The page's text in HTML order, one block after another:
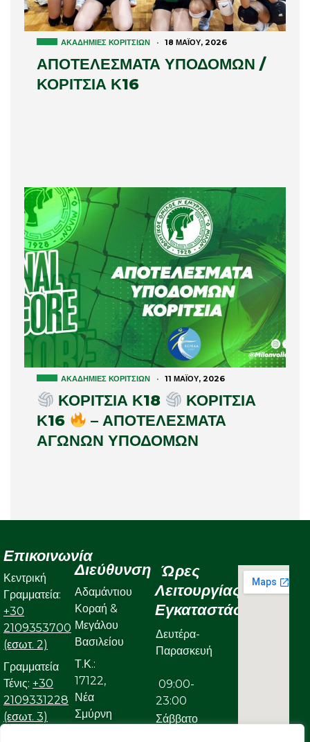
ΑΚΑΔΗΜΊΕΣ ΚΟΡΙΤΣΙΏΝ · 18 ΜΑΪ́ΟΥ, 2026
ΑΠΟΤΕΛΕΣΜΑΤΑ ΥΠΟΔΟΜΩΝ /
ΚΟΡΙΤΣΙΑ Κ16
ΑΚΑΔΗΜΊΕΣ ΚΟΡΙΤΣΙΏΝ · 11 ΜΑΪ́ΟΥ, 2026
ΚΟΡΙΤΣΙΑ Κ18
ΚΟΡΙΤΣΙΑ
Κ16
– ΑΠΟΤΕΛΕΣΜΑΤΑ
ΑΓΩΝΩΝ ΥΠΟΔΟΜΩΝ
Επικοινωνία
Κεντρική
Γραμματεία:
+30
2109353700
(εσωτ. 2)
Γραμματεία
Τένις: +30
2109331228
(εσωτ. 3)
Διεύθυνση
Αδαμάντιου
Κοραή &
Μεγάλου
Βασιλείου
Τ.Κ.:
17122,
Νέα
Σμύρνη
Ώρες
Λειτουργίας
Εγκαταστάσεων
Δευτέρα-
Παρασκευή
09:00-
23:00
Σάββατο